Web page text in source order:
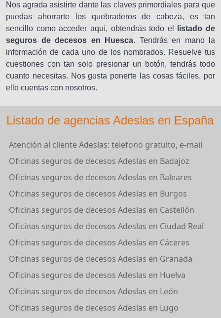
Nos agrada asistirte dante las claves primordiales para que
puedas ahorrarte los quebraderos de cabeza, es tan
sencillo como acceder aquí, obtendrás todo el
listado de
seguros de decesos en Huesca. Tendrás en mano la
información de cada uno de los nombrados. Resuelve tus
cuestiones con tan solo presionar un botón, tendrás todo
cuanto necesitas. Nos gusta ponerte las cosas fáciles, por
ello cuentas con nosotros.
Listado de agencias Adeslas en España
Atención al cliente Adeslas: telefono gratuito, e-mail
Oficinas seguros de decesos Adeslas en Badajoz
Oficinas seguros de decesos Adeslas en Baleares
Oficinas seguros de decesos Adeslas en Burgos
Oficinas seguros de decesos Adeslas en Castellón
Oficinas seguros de decesos Adeslas en Ciudad Real
Oficinas seguros de decesos Adeslas en Cáceres
Oficinas seguros de decesos Adeslas en Granada
Oficinas seguros de decesos Adeslas en Huelva
Oficinas seguros de decesos Adeslas en León
Oficinas seguros de decesos Adeslas en Lugo